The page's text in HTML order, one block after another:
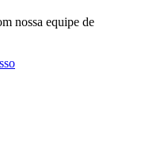
nossa equipe de